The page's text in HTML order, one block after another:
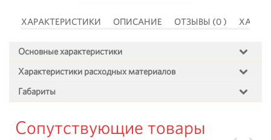
ХАРАКТЕРИСТИКИ ОПИСАНИЕ ОТЗЫВЫ (0 )
Основные характеристики
Характеристики расходных материалов
Габариты
Сопутствующие товары